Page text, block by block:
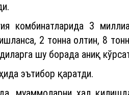
3
2 тонна олтин, 8
шу борада аниқ
эътибор қаратди.
муаммоларни ҳал
илмий тадқиқотлар йўқ.